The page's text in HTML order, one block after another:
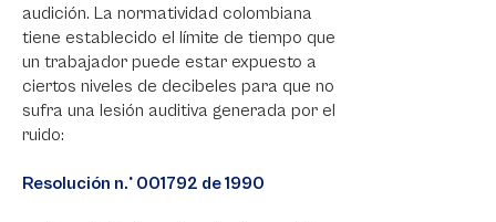
audición. La normatividad colombiana
tiene establecido el límite de tiempo que
un trabajador puede estar expuesto a
ciertos niveles de decibeles para que no
sufra una lesión auditiva generada por el
ruido:
Resolución n.° 001792 de 1990